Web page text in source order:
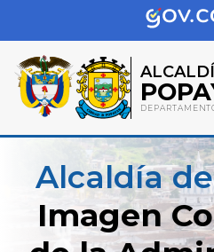
Alcaldía
Imagen